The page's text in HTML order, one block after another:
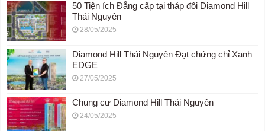
50 Tiện ích Đẳng cấp tại tháp đôi Diamond Hill
Thái Nguyên
28/05/2025
Diamond Hill Thái Nguyên Đạt chứng chỉ Xanh
EDGE
27/05/2025
Chung cư Diamond Hill Thái Nguyên
24/05/2025